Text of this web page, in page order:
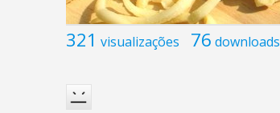
321 visualizações 76 downloads